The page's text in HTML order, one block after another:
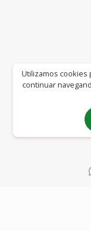
Utilizamos cookies
continuar